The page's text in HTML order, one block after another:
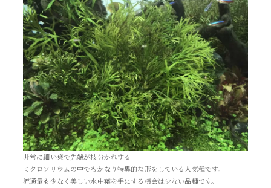
非常に細い葉で先端が枝分かれする
ミクロソリウムの中でもかなり特異的な形をしている人気種です。
流通量も少なく美しい水中葉を手にする機会は少ない品種です。